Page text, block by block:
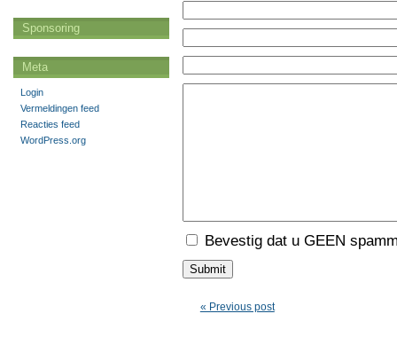
Bevestig dat u GEEN
« Previous post
Sponsoring
Meta
Login
Vermeldingen feed
Reacties feed
WordPress.org